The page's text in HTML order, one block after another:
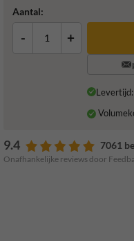
Aantal:
- +
Levertijd:
9.4 7061
Onafhankelijke reviews door